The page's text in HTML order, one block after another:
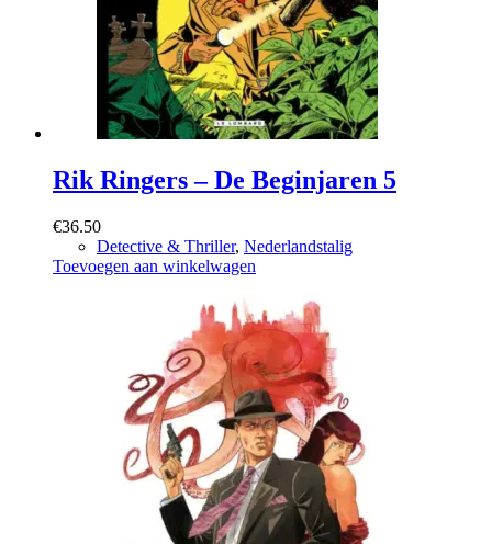
Rik Ringers – De Beginjaren 5
€36.50
Detective & Thriller, Nederlandstalig
Toevoegen aan winkelwagen